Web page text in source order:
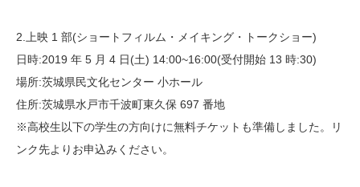
2.上映 1 部(ショートフィルム・メイキング・トークショー)
日時:2019 年 5 月 4 日(土) 14:00~16:00(受付開始 13 時:30)
場所:茨城県民文化センター 小ホール
住所:茨城県水戸市千波町東久保 697 番地
※高校生以下の学生の方向けに無料チケットも準備しました。リ
ンク先よりお申込みください。